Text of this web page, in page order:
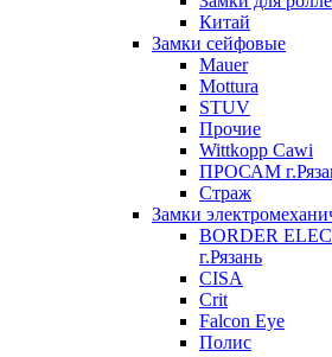
Китай
Замки сейфовые
Mauer
Mottura
STUV
Прочие
Wittkopp Cawi
ПРОСАМ
Страж
Замки
BORDER
г.Рязань
CISA
Crit
Falcon Eye
Полис